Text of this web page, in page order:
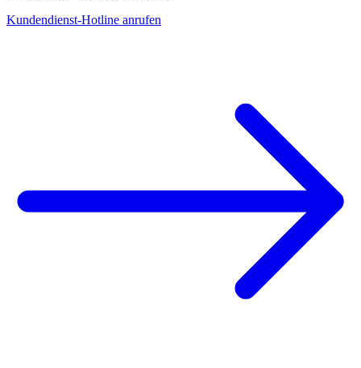
Kundendienst-Hotline anrufen